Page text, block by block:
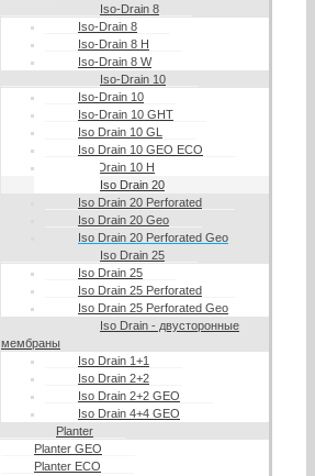
Iso-Drain 8
Iso-Drain 8
Iso-Drain 8 Н
Iso-Drain 8 W
Iso-Drain 10
Iso-Drain 10
Iso-Drain 10 GHT
Iso Drain 10 GL
Iso Drain 10 GEO ECO
Iso Drain 10 H
Iso Drain 20
Iso Drain 20 Perforated
Iso Drain 20 Geo
Iso Drain 20 Perforated Geo
Iso Drain 25
Iso Drain 25
Iso Drain 25 Perforated
Iso Drain 25 Perforated Geo
Iso Drain - двусторонные
мембраны
Iso Drain 1+1
Iso Drain 2+2
Iso Drain 2+2 GEO
Iso Drain 4+4 GEO
Planter
Planter GEO
Planter ECO